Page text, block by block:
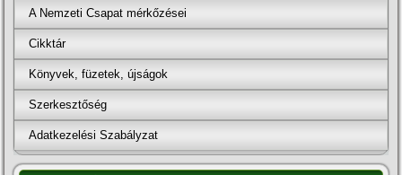
A Nemzeti Csapat mérkőzései
Cikktár
Könyvek, füzetek, újságok
Szerkesztőség
Adatkezelési Szabályzat